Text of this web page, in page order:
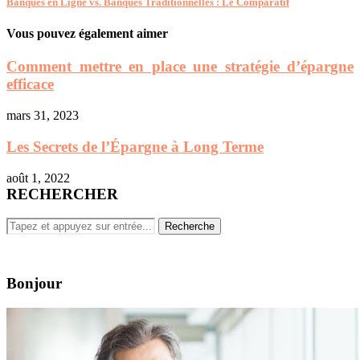
Vous pouvez également aimer
Comment mettre en place une stratégie d’épargne
efficace
mars 31, 2023
Les Secrets de l’Épargne à Long Terme
août 1, 2022
RECHERCHER
Bonjour